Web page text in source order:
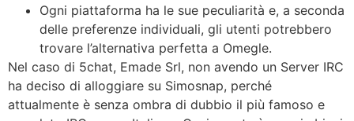
Ogni piattaforma ha le sue peculiarità e, a seconda
delle preferenze individuali, gli utenti potrebbero
trovare l’alternativa perfetta a Omegle.
Nel caso di 5chat, Emade Srl, non avendo un Server IRC
ha deciso di alloggiare su Simosnap, perché
attualmente è senza ombra di dubbio il più famoso e